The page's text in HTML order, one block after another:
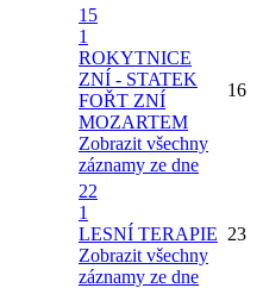
15
1
ROKYTNICE
ZNÍ - STATEK
FOŘT ZNÍ
MOZARTEM
Zobrazit všechny
záznamy ze dne
16
22
1
LESNÍ TERAPIE
Zobrazit všechny
záznamy ze dne
23